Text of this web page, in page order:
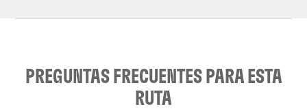
PREGUNTAS FRECUENTES PARA ESTA
RUTA